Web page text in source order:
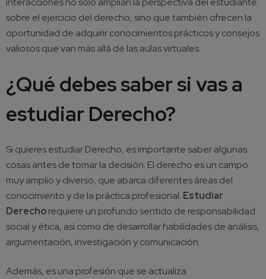
sobre el ejercicio del derecho, sino que también ofrecen la
oportunidad de adquirir conocimientos prácticos y consejos
valiosos que van más allá de las aulas virtuales.
¿Qué debes saber si vas a
estudiar Derecho?
Si quieres estudiar Derecho, es importante saber algunas
cosas antes de tomar la decisión. El derecho es un campo
muy amplio y diverso, que abarca diferentes áreas del
conocimiento y de la práctica profesional. Estudiar
Derechorequiere un profundo sentido de responsabilidad
social y ética, así como de desarrollar habilidades de análisis,
argumentación, investigación y comunicación.
Además, es una profesión que se actualiza